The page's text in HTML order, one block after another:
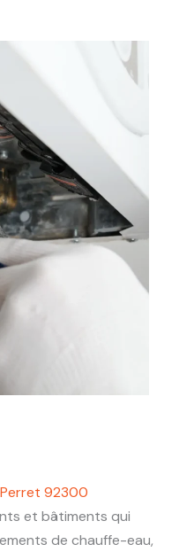
92300
et bâtiments qui
de chauffe-eau,